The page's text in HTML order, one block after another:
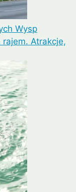
Wysp
Atrakcje,